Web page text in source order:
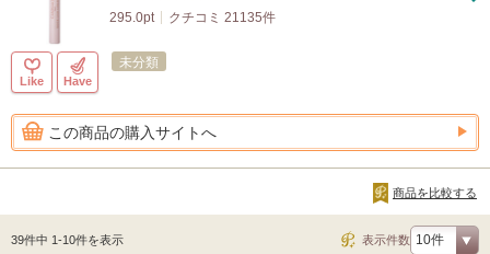
295.0pt クチコミ 21135件
Like Have
未分類
この商品の購入サイトへ
商品を比較する
39件中 1-10件を表示 表示件数